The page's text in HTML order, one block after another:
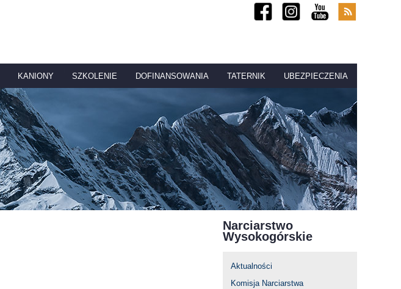
KANIONY SZKOLENIE DOFINANSOWANIA TATERNIK UBEZPIECZENIA
Narciarstwo
Wysokogórskie
Aktualności
Komisja Narciarstwa